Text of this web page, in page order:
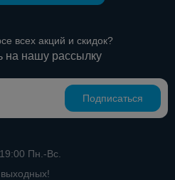
всех акций и скидок?
на нашу рассылку
Подписаться
Пн.-Вс.